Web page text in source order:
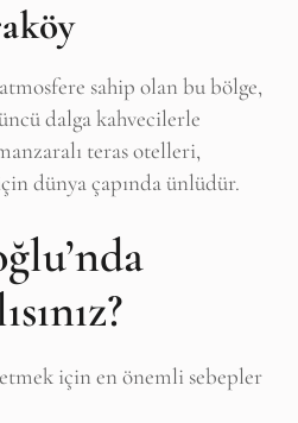
sahip olan bu bölge,
dalga kahvecilerle
teras otelleri,
dünya çapında ünlüdür.
için en önemli sebepler